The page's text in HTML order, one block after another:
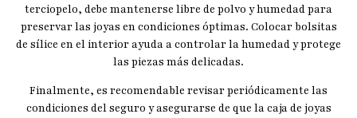
terciopelo, debe mantenerse libre de polvo y humedad para
preservar las joyas en condiciones óptimas. Colocar bolsitas
de sílice en el interior ayuda a controlar la humedad y protege
las piezas más delicadas.
Finalmente, es recomendable revisar periódicamente las
condiciones del seguro y asegurarse de que la caja de joyas